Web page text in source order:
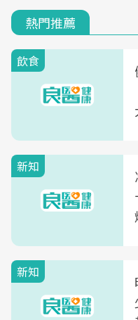
熱門推薦
飲食
新知
新知